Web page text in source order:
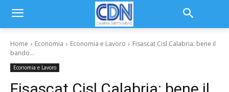
Home Economia Economia e Lavoro
Fisascat Cisl Calabria: bene il
bando...
Economia e Lavoro